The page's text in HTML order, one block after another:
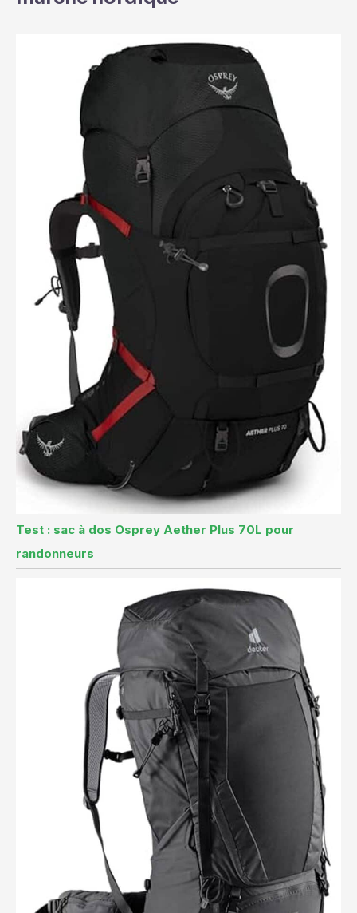
Test : sac à dos Osprey Aether Plus 70L pour
randonneurs